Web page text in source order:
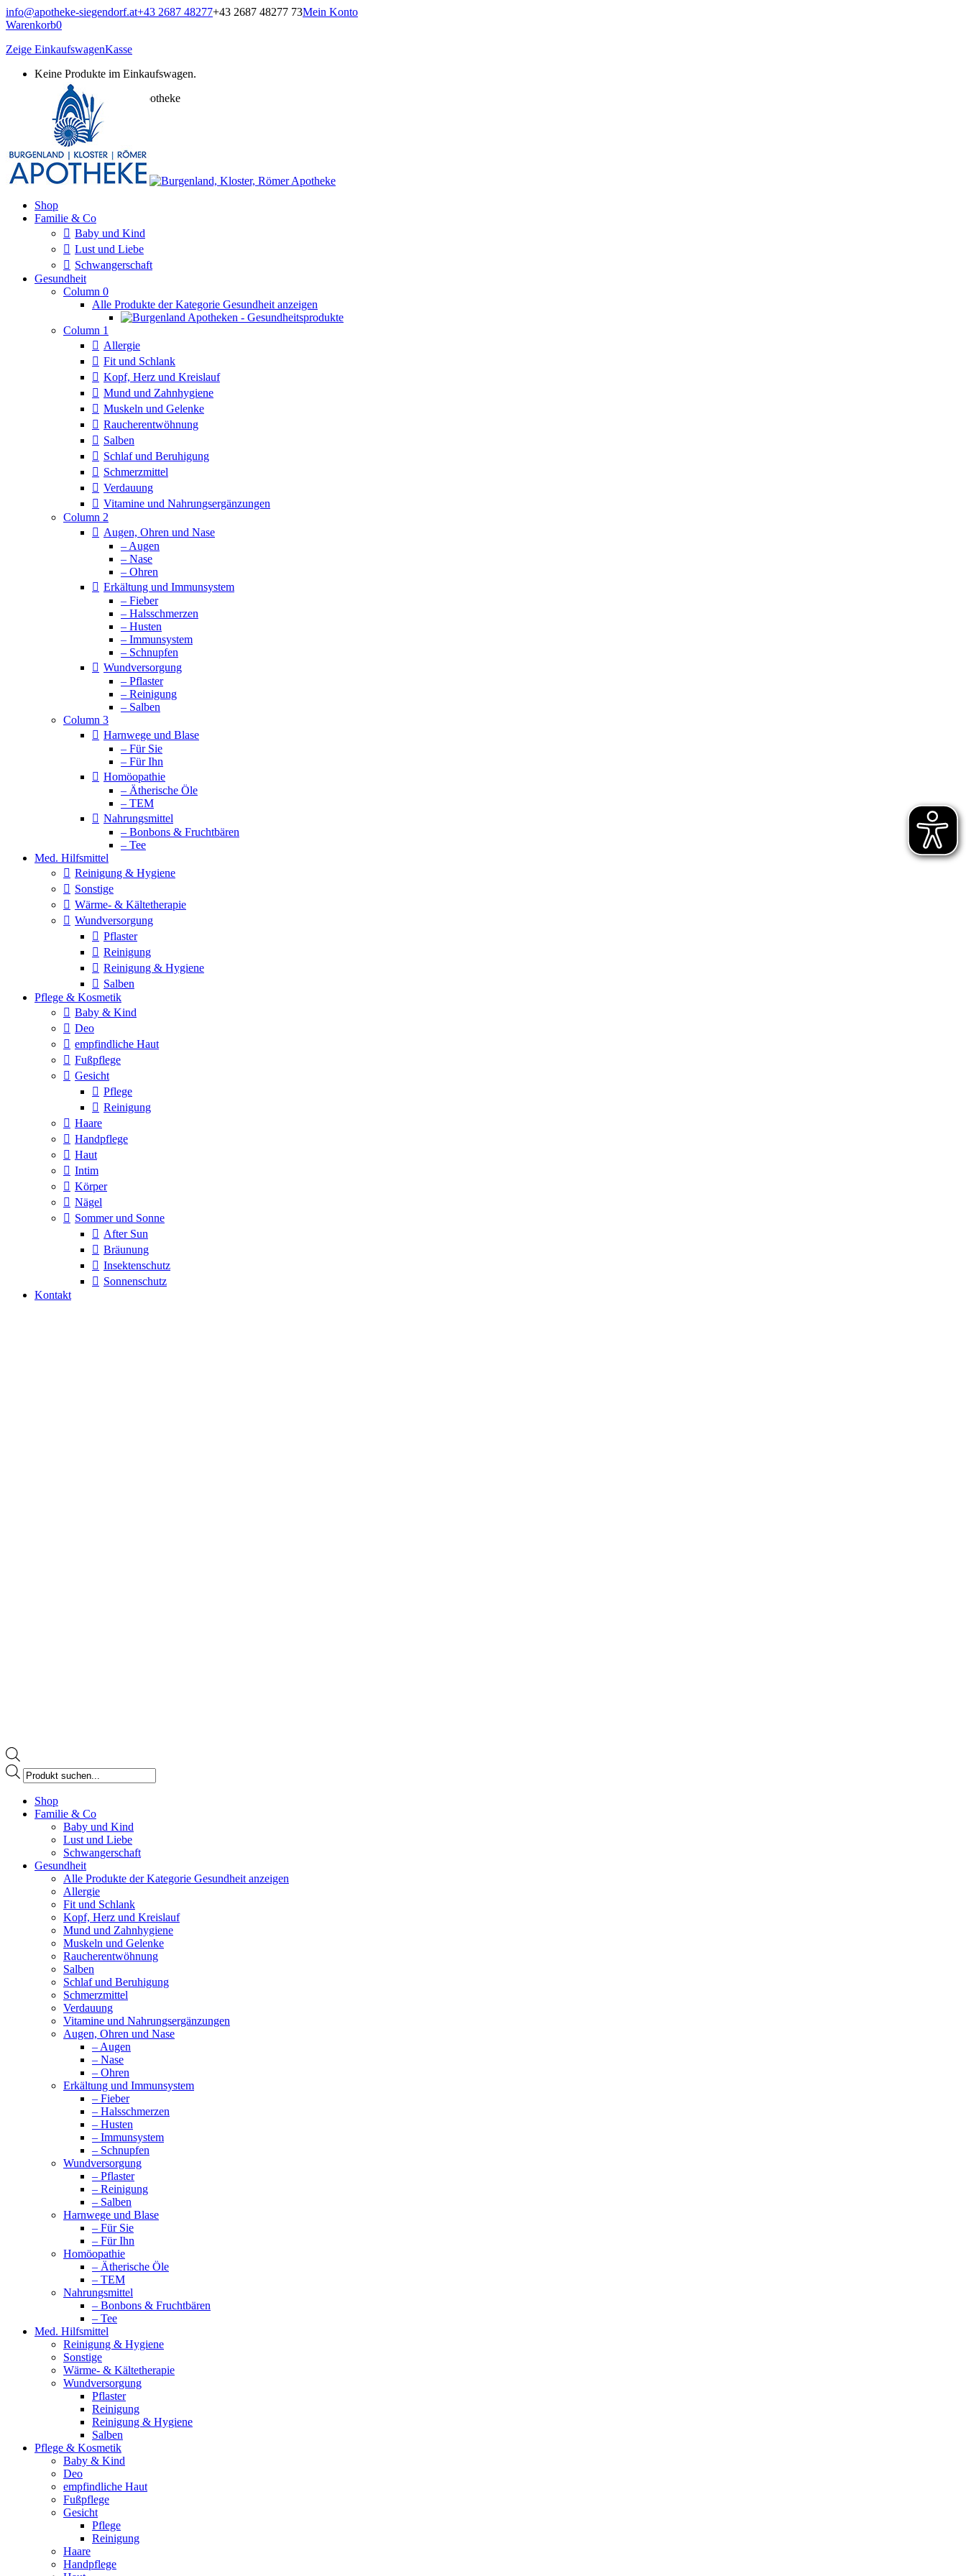
Zum
Inhalt
info@apotheke-siegendorf.at+43 2687 48277+43 2687 48277 73Mein Konto
Warenkorb0
Zeige EinkaufswagenKasse
Keine Produkte im Einkaufswagen.
Burgenland, Kloster, Römer Apotheke
Onlineshop
Shop
Familie & Co
Baby und Kind
Lust und Liebe
Schwangerschaft
Gesundheit
Column 0
Alle Produkte der Kategorie Gesundheit anzeigen
Column 1
Allergie
Fit und Schlank
Kopf, Herz und Kreislauf
Mund und Zahnhygiene
Muskeln und Gelenke
Raucherentwöhnung
Salben
Schlaf und Beruhigung
Schmerzmittel
Verdauung
Vitamine und Nahrungsergänzungen
Column 2
Augen, Ohren und Nase
– Augen
– Nase
– Ohren
Erkältung und Immunsystem
– Fieber
– Halsschmerzen
– Husten
– Immunsystem
– Schnupfen
Wundversorgung
– Pflaster
– Reinigung
– Salben
Column 3
Harnwege und Blase
– Für Sie
– Für Ihn
Homöopathie
– Ätherische Öle
– TEM
Nahrungsmittel
– Bonbons & Fruchtbären
– Tee
Med. Hilfsmittel
Reinigung & Hygiene
Sonstige
Wärme- & Kältetherapie
Wundversorgung
Pflaster
Reinigung
Reinigung & Hygiene
Salben
Pflege & Kosmetik
Baby & Kind
Deo
empfindliche Haut
Fußpflege
Gesicht
Pflege
Reinigung
Haare
Handpflege
Haut
Intim
Körper
Nägel
Sommer und Sonne
After Sun
Bräunung
Insektenschutz
Sonnenschutz
Kontakt
Products
search
page
opens
Shop
Familie & Co
Baby und Kind
Lust und Liebe
Schwangerschaft
Gesundheit
Alle Produkte der Kategorie Gesundheit anzeigen
Allergie
Fit und Schlank
Kopf, Herz und Kreislauf
Mund und Zahnhygiene
Muskeln und Gelenke
Raucherentwöhnung
Salben
Schlaf und Beruhigung
Schmerzmittel
Verdauung
Vitamine und Nahrungsergänzungen
Augen, Ohren und Nase
– Augen
– Nase
– Ohren
Erkältung und Immunsystem
– Fieber
– Halsschmerzen
– Husten
– Immunsystem
– Schnupfen
Wundversorgung
– Pflaster
– Reinigung
– Salben
Harnwege und Blase
– Für Sie
– Für Ihn
Homöopathie
– Ätherische Öle
– TEM
Nahrungsmittel
– Bonbons & Fruchtbären
– Tee
Med. Hilfsmittel
Reinigung & Hygiene
Sonstige
Wärme- & Kältetherapie
Wundversorgung
Pflaster
Reinigung
Reinigung & Hygiene
Salben
Pflege & Kosmetik
Baby & Kind
Deo
empfindliche Haut
Fußpflege
Gesicht
Pflege
Reinigung
Haare
Handpflege